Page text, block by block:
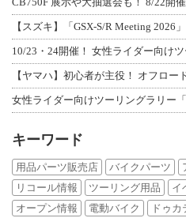
【スズキ】「GSX-S/R Meeting 2026
10/23・24開催！ 女性ライダー向け
【ヤマハ】初心者が主役！ オフロー
女性ライダー向けツーリングラリー
キーワード
用品パーツ販売店 バイクパーツ
リコール情報
ツーリング用品 イ
オープン情報
電動バイク ドゥカ